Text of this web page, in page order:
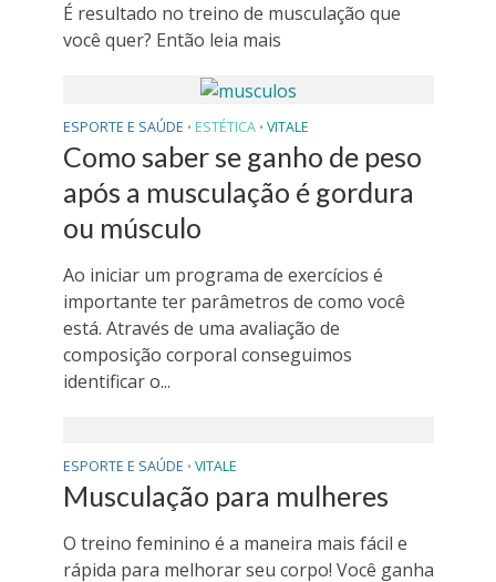
É resultado no treino de musculação que
você quer? Então leia mais
ESPORTE E SAÚDE • ESTÉTICA • VITALE
Como saber se ganho de peso
após a musculação é gordura
ou músculo
Ao iniciar um programa de exercícios é
importante ter parâmetros de como você
está. Através de uma avaliação de
composição corporal conseguimos
identificar o...
ESPORTE E SAÚDE • VITALE
Musculação para mulheres
O treino feminino é a maneira mais fácil e
rápida para melhorar seu corpo! Você ganha